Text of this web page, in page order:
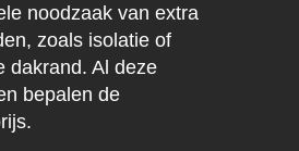
noodzaak van extra
zoals isolatie of
dakrand. Al deze
bepalen de